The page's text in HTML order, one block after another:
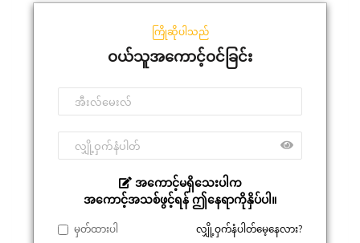
ကြိုဆိုပါသည်
ဝယ်သူအကောင့်ဝင်ခြင်း
အကောင့်မရှိသေးပါက
အကောင့်အသစ်ဖွင့်ရန် ဤနေရာကိုနှိပ်ပါ။
မှတ်ထားပါ လျှို့ဝှက်နံပါတ်မေ့နေလား?